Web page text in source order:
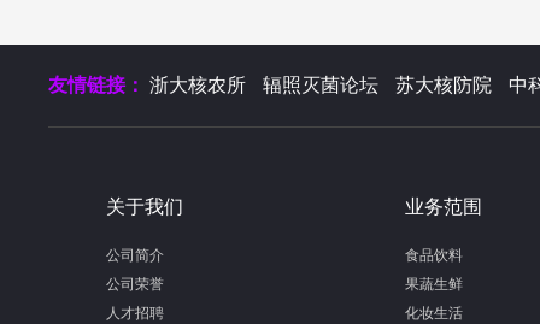
友情链接： 浙大核农所 辐照灭菌论坛 苏大核防院 中
关于我们
公司简介
公司荣誉
人才招聘
业务范围
食品饮料
果蔬生鲜
化妆生活